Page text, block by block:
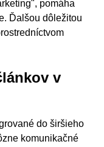
pomáha
Ďalšou dôležitou
v
do širšieho
komunikačné